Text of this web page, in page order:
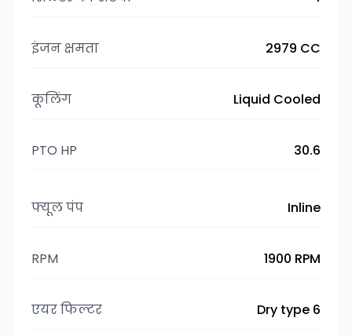
इंजन क्षमता 2979 CC
कूलिंग Liquid Cooled
PTO HP 30.6
फ्यूल पंप Inline
RPM 1900 RPM
एयर फिल्टर Dry type 6